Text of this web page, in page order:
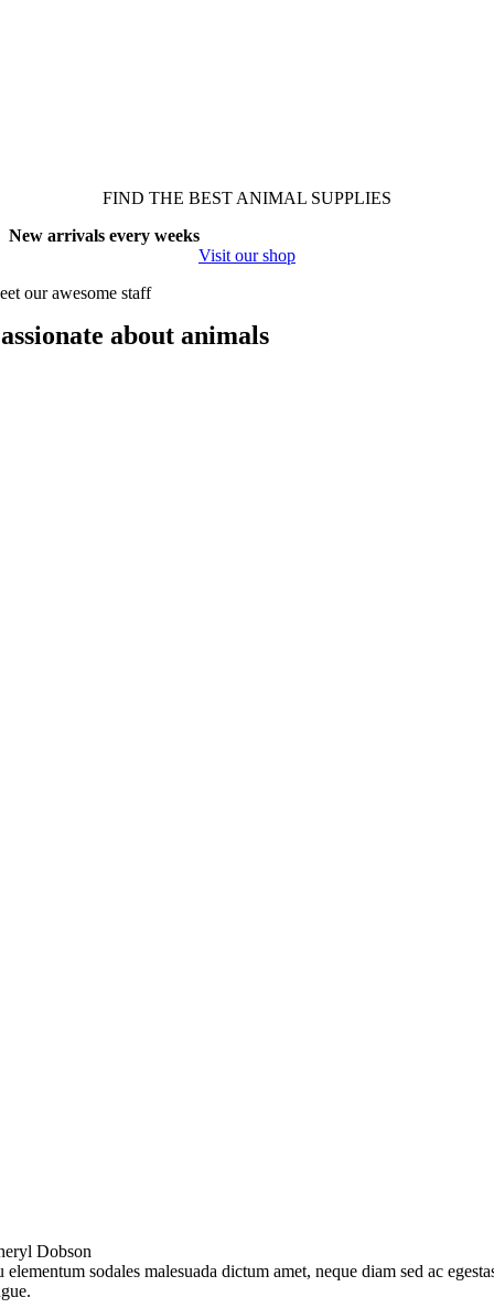
FIND THE BEST ANIMAL SUPPLIES
New arrivals every weeks
Visit our shop
our awesome staff
about animals
Dobson
elementum sodales malesuada dictum amet, neque diam sed ac